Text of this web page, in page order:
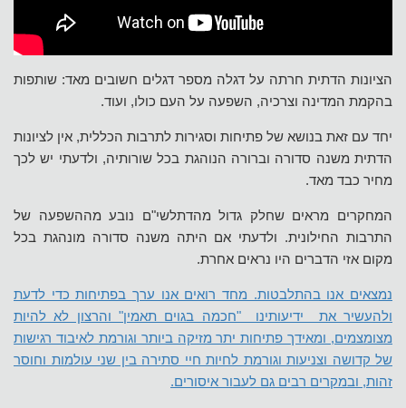
הציונות הדתית חרתה על דגלה מספר דגלים חשובים מאד: שותפות
בהקמת המדינה וצרכיה, השפעה על העם כולו, ועוד.
יחד עם זאת בנושא של פתיחות וסגירות לתרבות הכללית, אין לציונות
הדתית משנה סדורה וברורה הנוהגת בכל שורותיה, ולדעתי יש לכך
מחיר כבד מאד.
המחקרים מראים שחלק גדול מהדתלשי"ם נובע מההשפעה של
התרבות החילונית. ולדעתי אם היתה משנה סדורה מונהגת בכל
מקום אזי הדברים היו נראים אחרת.
נמצאים אנו בהתלבטות. מחד רואים אנו ערך בפתיחות כדי לדעת
ולהעשיר את ידיעותינו "חכמה בגוים תאמין" והרצון לא להיות
מצומצמים, ומאידך פתיחות יתר מזיקה ביותר וגורמת לאיבוד רגישות
של קדושה וצניעות וגורמת לחיות חיי סתירה בין שני עולמות וחוסר
זהות, ובמקרים רבים גם לעבור איסורים.